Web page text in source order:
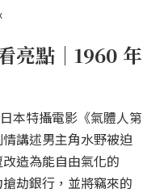
亮點｜1960 年
本特攝電影《氣體人第
講述男主角水野被迫
造為能自由氣化的
劫銀行，並將竊來的